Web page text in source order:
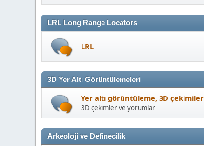
LRL Long Range Locators
LRL
3D Yer Altı Görüntülemeleri
Yer altı görüntüleme, 3D çekimiler
3D çekimler ve yorumlar
Arkeoloji ve Definecilik